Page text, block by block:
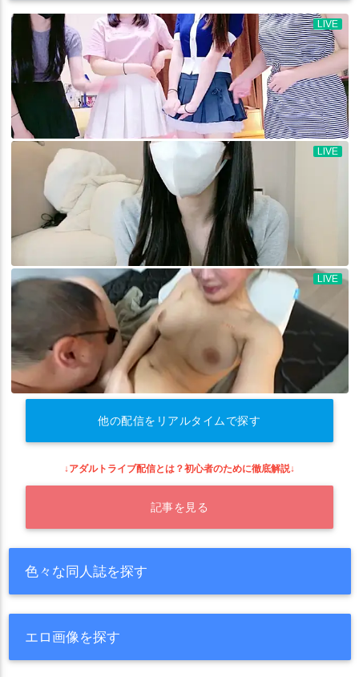
他の配信をリアルタイムで探す
↓アダルトライブ配信とは？初心者のために徹底解説↓
記事を見る
色々な同人誌を探す
エロ画像を探す